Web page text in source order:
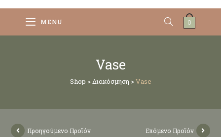
0
MENU
Vase
Shop >Διακόσμηση >Vase
Προηγούμενο Προϊόν Επόμενο Προϊόν